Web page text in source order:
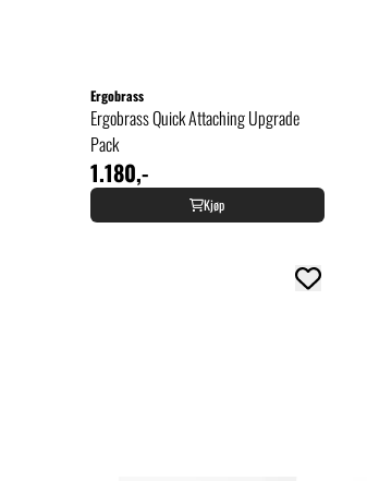
Ergobrass
Ergobrass Quick Attaching Upgrade
Pack
1.180,-
Kjøp